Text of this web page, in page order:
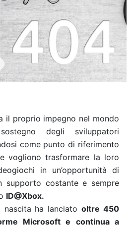
il proprio impegno nel mondo
degli sviluppatori
come punto di riferimento
vogliono trasformare la loro
in un’opportunità di
supporto costante e sempre
ID@Xbox.
nascita ha lanciatooltre 450
Microsoft e continua a